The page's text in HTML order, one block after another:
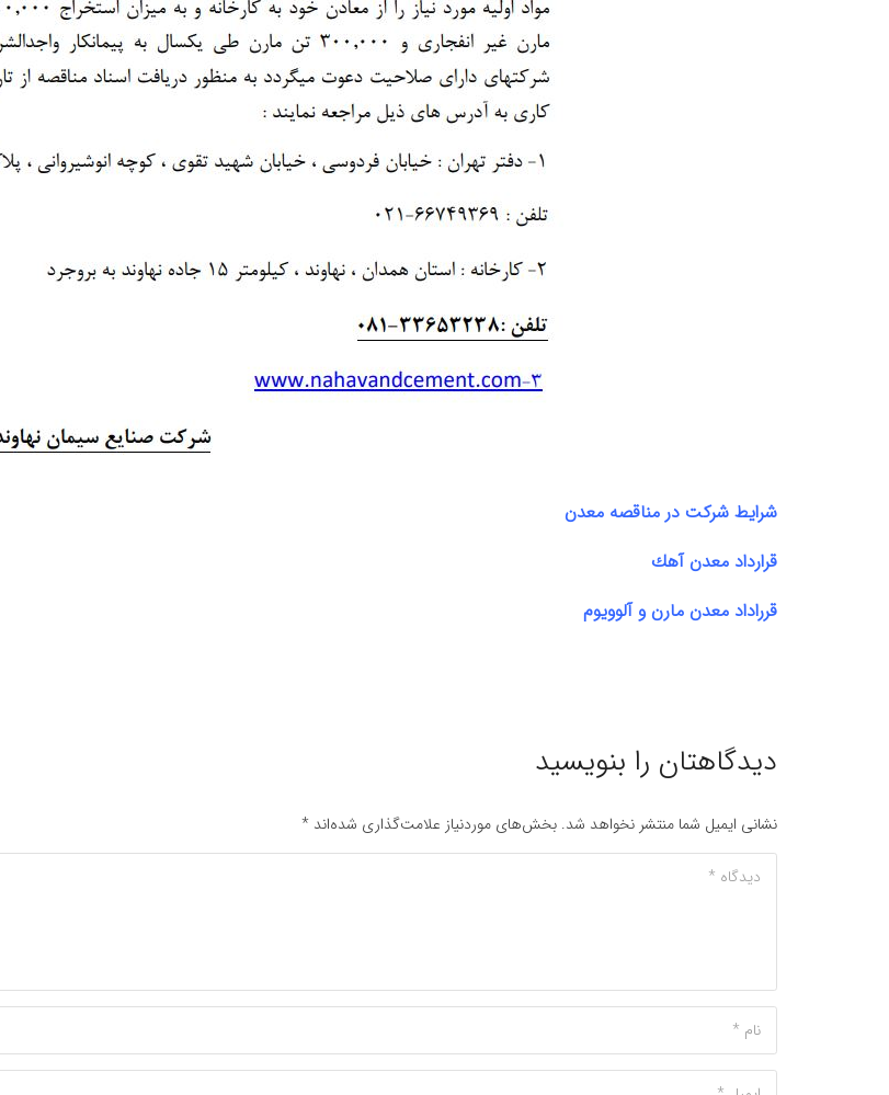
شرايط شركت در مناقصه معدن
قرارداد معدن آهك
قرراداد معدن مارن و آلوويوم
دیدگاهتان را بنویسید
نشانی ایمیل شما منتشر نخواهد شد. بخش‌های موردنیاز علامت‌گذاری شده‌اند *